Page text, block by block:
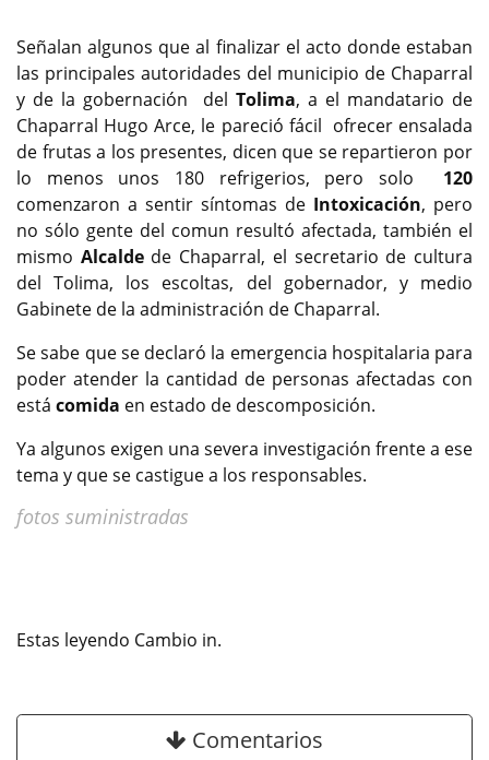
Señalan algunos que al finalizar el acto donde estaban
las principales autoridades del municipio de Chaparral
y de la gobernación del Tolima, a el mandatario de
Chaparral Hugo Arce, le pareció fácil ofrecer ensalada
de frutas a los presentes, dicen que se repartieron por
lo menos unos 180 refrigerios, pero solo 120
comenzaron a sentir síntomas de Intoxicación, pero
no sólo gente del comun resultó afectada, también el
mismo Alcalde de Chaparral, el secretario de cultura
del Tolima, los escoltas, del gobernador, y medio
Gabinete de la administración de Chaparral.
Se sabe que se declaró la emergencia hospitalaria para
poder atender la cantidad de personas afectadas con
está comida en estado de descomposición.
Ya algunos exigen una severa investigación frente a ese
tema y que se castigue a los responsables.
fotos suministradas
Estas leyendo Cambio in.
Comentarios